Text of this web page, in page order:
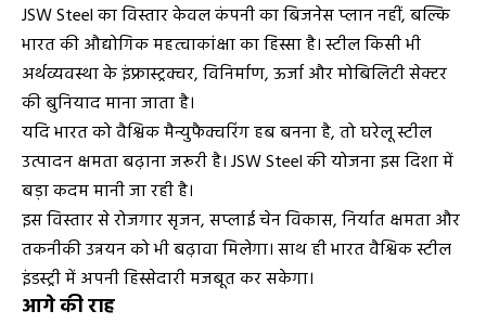
JSW Steel का विस्तार केवल कंपनी का बिजनेस प्लान नहीं, बल्कि
भारत की औद्योगिक महत्वाकांक्षा का हिस्सा है। स्टील किसी भी
अर्थव्यवस्था के इंफ्रास्ट्रक्चर, विनिर्माण, ऊर्जा और मोबिलिटी सेक्टर
की बुनियाद माना जाता है।
यदि भारत को वैश्विक मैन्युफैक्चरिंग हब बनना है, तो घरेलू स्टील
उत्पादन क्षमता बढ़ाना जरूरी है। JSW Steel की योजना इस दिशा में
बड़ा कदम मानी जा रही है।
इस विस्तार से रोजगार सृजन, सप्लाई चेन विकास, निर्यात क्षमता और
तकनीकी उन्नयन को भी बढ़ावा मिलेगा। साथ ही भारत वैश्विक स्टील
इंडस्ट्री में अपनी हिस्सेदारी मजबूत कर सकेगा।
आगे की राह